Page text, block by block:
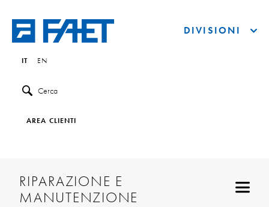
IT EN
Cerca
AREA CLIENTI
DIVISIONI
RIPARAZIONE E
MANUTENZIONE